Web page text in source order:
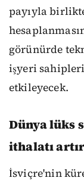
payıyla
görünürde
işyeri
etkileyecek.
Dünya lüks
ithalatı
İsviçre'nin